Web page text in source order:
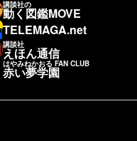
講談社の
動く図鑑MOVE
TELEMAGA.net
講談社
えほん通信
はやみねかおる FAN CLUB
赤い夢学園